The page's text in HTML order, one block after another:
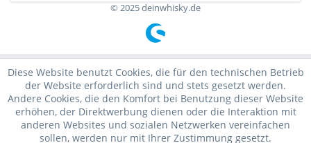
© 2025 deinwhisky.de
Diese Website benutzt Cookies, die für den technischen Betrieb
der Website erforderlich sind und stets gesetzt werden.
Andere Cookies, die den Komfort bei Benutzung dieser Website
erhöhen, der Direktwerbung dienen oder die Interaktion mit
anderen Websites und sozialen Netzwerken vereinfachen
sollen, werden nur mit Ihrer Zustimmung gesetzt.